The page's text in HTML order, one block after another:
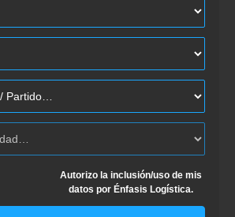
Autorizo la inclusión/uso de mis
datos por Énfasis Logística.